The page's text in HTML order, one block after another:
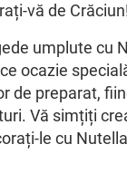
vă de
umplute cu
ocazie
de preparat,
Vă simțiți
le cu